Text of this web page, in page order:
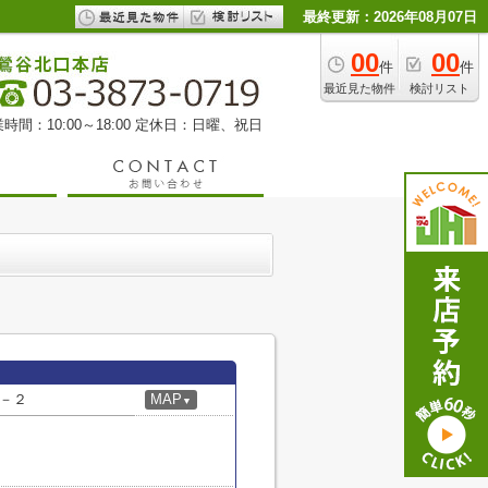
最終更新：2026年08月07日
00件
最近見た物件
00件
検討リスト
時間：10:00～18:00 定休日：日曜、祝日
２ MAP ▼